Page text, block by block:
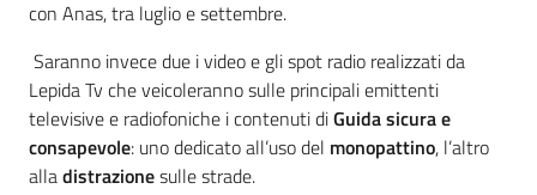
con Anas, tra luglio e settembre.
Saranno invece due i video e gli spot radio realizzati da
Lepida Tv che veicoleranno sulle principali emittenti
televisive e radiofoniche i contenuti diGuida sicura e
consapevole: uno dedicato all’uso del monopattino, l’altro
alladistrazionesulle strade.